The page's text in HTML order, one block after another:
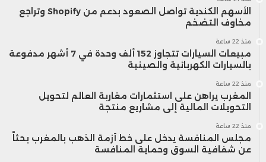
الأسهم الكندية تواصل الصعود بدعم من Shopify وتراجع
مخاوف التضخم
منذ 22 ساعة
مبيعات السيارات تتجاوز 152 ألف وحدة في 7 أشهر مدفوعة
بالسيارات الكهربائية والصينية
منذ 22 ساعة
المغرب يراهن على استثمارات مغاربة العالم لتحويل
التحويلات المالية إلى مشاريع منتجة
منذ 22 ساعة
مجلس المنافسة يدخل على خط أزمة الذهب بالمغرب بحثاً
عن شفافية السوق وحماية المنافسة